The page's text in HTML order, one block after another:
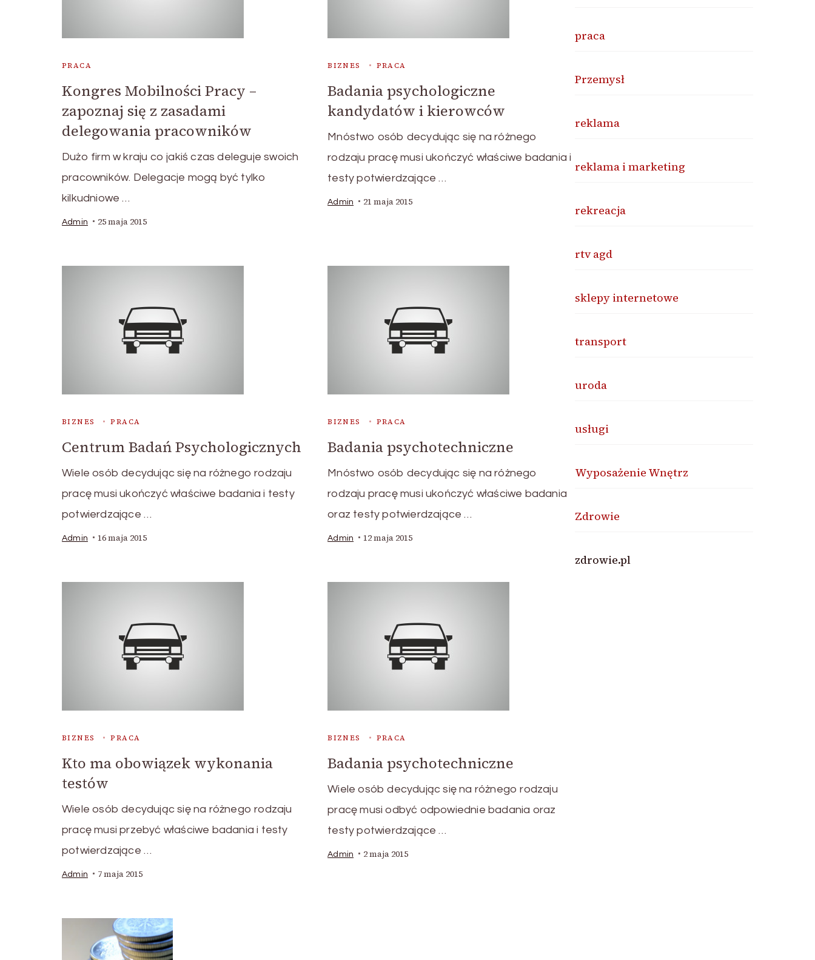
PRACA
Kongres Mobilności Pracy –
zapoznaj się z zasadami
delegowania pracowników
Dużo firm w kraju co jakiś czas deleguje swoich
pracowników. Delegacje mogą być tylko
kilkudniowe …
Admin 25 maja 2015
BIZNES PRACA
Badania psychologiczne
kandydatów i kierowców
Mnóstwo osób decydując się na różnego
rodzaju pracę musi ukończyć właściwe badania i
testy potwierdzające …
Admin 21 maja 2015
BIZNES PRACA
Centrum Badań Psychologicznych
Wiele osób decydując się na różnego rodzaju
pracę musi ukończyć właściwe badania i testy
potwierdzające …
Admin 16 maja 2015
BIZNES PRACA
Badania psychotechniczne
Mnóstwo osób decydując się na różnego
rodzaju pracę musi ukończyć właściwe badania
oraz testy potwierdzające …
Admin 12 maja 2015
BIZNES PRACA
Kto ma obowiązek wykonania
testów
Wiele osób decydując się na różnego rodzaju
pracę musi przebyć właściwe badania i testy
potwierdzające …
Admin 7 maja 2015
BIZNES PRACA
Badania psychotechniczne
Wiele osób decydując się na różnego rodzaju
pracę musi odbyć odpowiednie badania oraz
testy potwierdzające …
Admin 2 maja 2015
praca
Przemysł
reklama
reklama i marketing
rekreacja
rtv agd
sklepy internetowe
transport
uroda
usługi
Wyposażenie Wnętrz
Zdrowie
zdrowie.pl